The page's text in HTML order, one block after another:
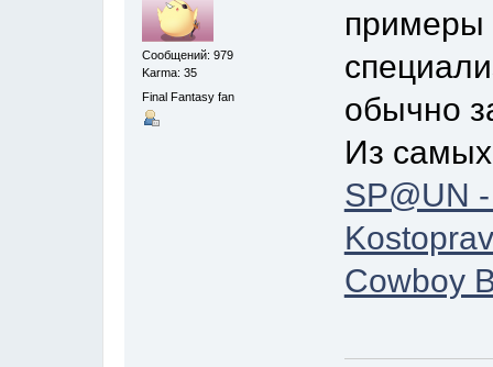
Сообщений: 979
Karma: 35
Final Fantasy fan
примеры
обычно
Из
SP@UN
Cowboy